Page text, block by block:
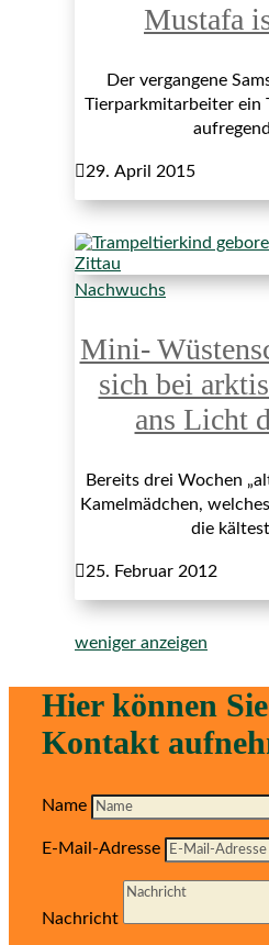
Mustafa
Der vergangene
Tierparkmitarbeiter ein
29. April 2015
Nachwuchs
Mini-
sich bei
ans Licht
Bereits drei Wochen
Kamelmädchen,
die
25. Februar 2012
weniger anzeigen
Hier können
Kontakt
Name
E-Mail-Adresse
Nachricht